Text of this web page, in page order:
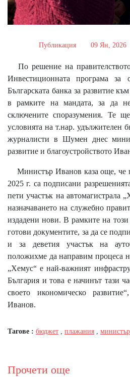
Публикация 09 Ян,
По решение на
Инвестиционната програма за
Българската банка за развитие
в рамките на мандата, за да
сключените споразумения. Те
условията на т.нар. удължителен
журналисти в Шумен днес
развитие и благоустройството
Министър Иванов каза още, че
2025 г. са подписани
пети участък на автомагистрала
назначаването на служебно
издадени нови. В рамките на този
готови документите, за да се
и за деветия участък на
положихме да направим процеса
„Хемус“ е най-важният
България и това е начинът тази
своето икономическо
Иванов.
Тагове : бюджет , плажания , министър
Прочети още